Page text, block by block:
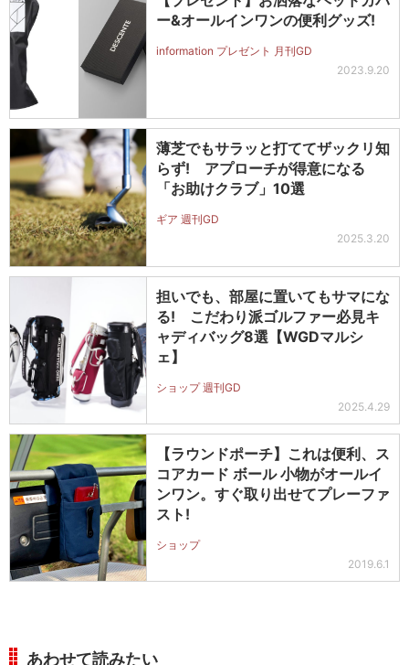
ー&オールインワンの便利グッズ!
information プレゼント 月刊GD
2023.9.20
薄芝でもサラッと打ててザックリ知
らず! アプローチが得意になる
「お助けクラブ」10選
ギア 週刊GD
2025.3.20
担いでも、部屋に置いてもサマにな
る! こだわり派ゴルファー必見キ
ャディバッグ8選【WGDマルシ
ェ】
ショップ 週刊GD
2025.4.29
【ラウンドポーチ】これは便利、ス
コアカード ボール 小物がオールイ
ンワン。すぐ取り出せてプレーファ
スト!
ショップ
2019.6.1
あわせて読みたい